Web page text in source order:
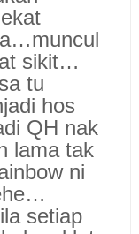
sikit…
tu
hos
QH nak
lama tak
ni
setiap